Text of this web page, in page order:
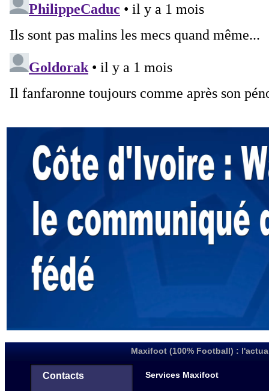
Maxifoot (100% Football) :
Contacts Services Maxifoot